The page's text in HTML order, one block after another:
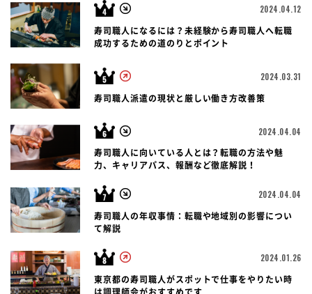
2024.04.12
寿司職人になるには？未経験から寿司職人へ転職
成功するための道のりとポイント
2024.03.31
寿司職人派遣の現状と厳しい働き方改善策
2024.04.04
寿司職人に向いている人とは？転職の方法や魅
力、キャリアパス、報酬など徹底解説！
2024.04.04
寿司職人の年収事情：転職や地域別の影響につい
て解説
2024.01.26
東京都の寿司職人がスポットで仕事をやりたい時
は調理師会がおすすめです